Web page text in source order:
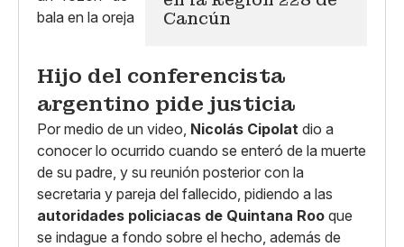
Cancún
Hijo del conferencista
argentino pide justicia
Por medio de un video, Nicolás Cipolat dio a
conocer lo ocurrido cuando se enteró de la muerte
de su padre, y su reunión posterior con la
secretaria y pareja del fallecido, pidiendo a las
autoridades policiacas de Quintana Roo que
se indague a fondo sobre el hecho, además de